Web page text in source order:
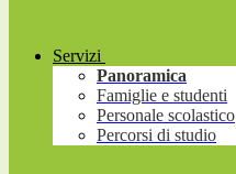
Servizi
Panoramica
Famiglie e studenti
Personale scolastico
Percorsi di studio